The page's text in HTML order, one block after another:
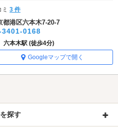
ミ3 件
都港区六本木7-20-7
3401-0168
六本木駅 (徒歩4分)
Googleマップで開く
探す